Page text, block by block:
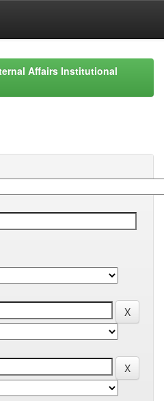
Affairs Institutional